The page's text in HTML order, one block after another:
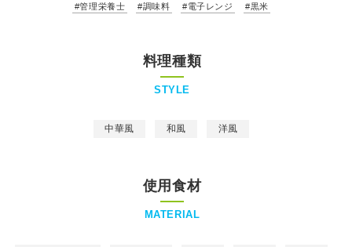
#管理栄養士 #調味料 #電子レンジ #黒米
料理種類
STYLE
中華風 和風 洋風
使用食材
MATERIAL